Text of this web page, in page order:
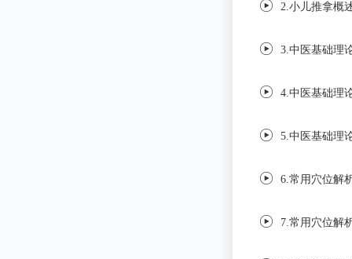
2.小儿推拿概
3.中医基础理
4.中医基础理
5.中医基础理
6.常用穴位解
7.常用穴位解